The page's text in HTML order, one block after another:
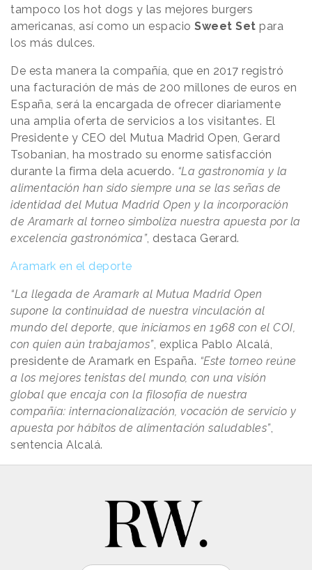
tampoco los hot dogs y las mejores burgers
americanas, así como un espacio Sweet Set para
los más dulces.
De esta manera la compañía, que en 2017 registró
una facturación de más de 200 millones de euros en
España, será la encargada de ofrecer diariamente
una amplia oferta de servicios a los visitantes. El
Presidente y CEO del Mutua Madrid Open, Gerard
Tsobanian, ha mostrado su enorme satisfacción
durante la firma dela acuerdo. “La gastronomía y la
alimentación han sido siempre una se las señas de
identidad del Mutua Madrid Open y la incorporación
de Aramark al torneo simboliza nuestra apuesta por la
excelencia gastronómica”, destaca Gerard.
Aramark en el deporte
“La llegada de Aramark al Mutua Madrid Open
supone la continuidad de nuestra vinculación al
mundo del deporte, que iniciamos en 1968 con el COI,
con quien aún trabajamos”, explica Pablo Alcalá,
presidente de Aramark en España. “Este torneo reúne
a los mejores tenistas del mundo, con una visión
global que encaja con la filosofía de nuestra
compañía: internacionalización, vocación de servicio y
apuesta por hábitos de alimentación saludables”,
sentencia Alcalá.